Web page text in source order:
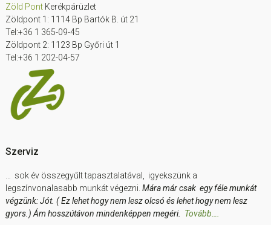
Zöld PontKerékpárüzlet
Zöldpont 1: 1114 Bp Bartók B. út 21
Tel:+36 1 365-09-45
Zöldpont 2: 1123 Bp Győri út 1
Tel:+36 1 202-04-57
Szerviz
… sok év összegyűlt tapasztalatával, igyekszünk a
legszínvonalasabb munkát végezni. Mára már csak egy féle munkát
végzünk: Jót. ( Ez lehet hogy nem lesz olcsó és lehet hogy nem lesz
gyors.) Ám hosszútávon mindenképpen megéri. Tovább….